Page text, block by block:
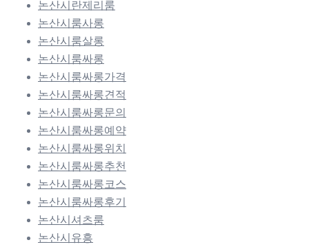
논산시란제리룸
논산시룸사롱
논산시룸살롱
논산시룸싸롱
논산시룸싸롱가격
논산시룸싸롱견적
논산시룸싸롱문의
논산시룸싸롱예약
논산시룸싸롱위치
논산시룸싸롱추천
논산시룸싸롱코스
논산시룸싸롱후기
논산시셔츠룸
논산시유흥